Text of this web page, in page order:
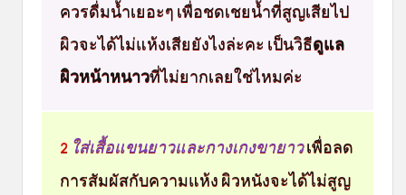
ควรดื่มน้ำเยอะๆ เพื่อชดเชยน้ำที่สูญเสียไป
ผิวจะได้ไม่แห้งเสียยังไงล่ะคะ เป็นวิธีดูแล
ผิวหน้าหนาวที่ไม่ยากเลยใช่ไหมค่ะ
2 ใส่เสื้อแขนยาวและกางเกงขายาวเพื่อลด
การสัมผัสกับความแห้ง ผิวหนังจะได้ไม่สูญ